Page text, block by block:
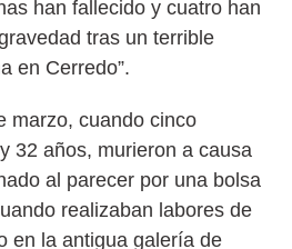
han fallecido y cuatro han
tras un terrible
en Cerredo”.
marzo, cuando cinco
32 años, murieron a causa
al parecer por una bolsa
realizaban labores de
en la antigua galería de